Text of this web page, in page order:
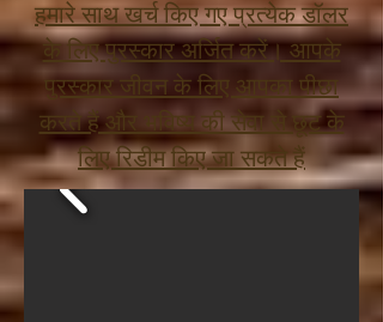
हमारे साथ खर्च किए गए प्रत्येक डॉलर
के लिए पुरस्कार अर्जित करें। आपके
पुरस्कार जीवन के लिए आपका पीछा
करते हैं और भविष्य की सेवा से छूट के
लिए रिडीम किए जा सकते हैं